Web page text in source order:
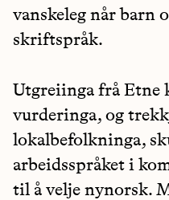
vanskeleg når barn
skriftspråk.
Utgreiinga frå Etne
vurderinga, og
lokalbefolkninga,
arbeidsspråket i
til å velje nynorsk.